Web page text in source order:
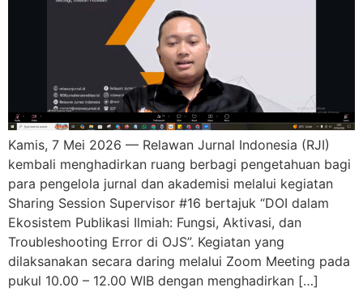
Kamis, 7 Mei 2026 — Relawan Jurnal Indonesia (RJI)
kembali menghadirkan ruang berbagi pengetahuan bagi
para pengelola jurnal dan akademisi melalui kegiatan
Sharing Session Supervisor #16 bertajuk “DOI dalam
Ekosistem Publikasi Ilmiah: Fungsi, Aktivasi, dan
Troubleshooting Error di OJS”. Kegiatan yang
dilaksanakan secara daring melalui Zoom Meeting pada
pukul 10.00 – 12.00 WIB dengan menghadirkan […]